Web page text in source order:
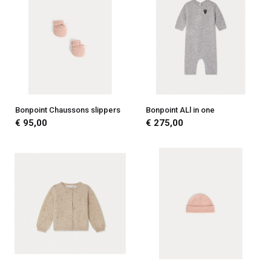
Bonpoint Chaussons slippers
€ 95,00
Bonpoint ALl in one
€ 275,00